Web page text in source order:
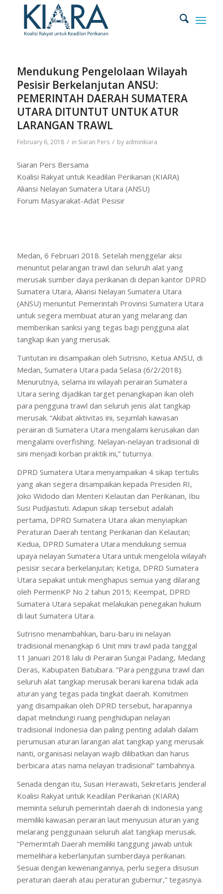
Mendukung Pengelolaan Wilayah
Pesisir Berkelanjutan ANSU:
PEMERINTAH DAERAH SUMATERA
UTARA DITUNTUT UNTUK ATUR
LARANGAN TRAWL
February 6, 2018 / in Siaran Pers / by adminkiara
Siaran Pers Bersama
Koalisi Rakyat untuk Keadilan Perikanan (KIARA)
Aliansi Nelayan Sumatera Utara (ANSU)
Forum Masyarakat-Adat Pesisir
Medan, 6 Februari 2018. Setelah menggelar aksi
menuntut pelarangan trawl dan seluruh alat yang
merusak sumber daya perikanan di depan kantor DPRD
Sumatera Utara, Aliansi Nelayan Sumatera Utara
(ANSU) menuntut Pemerintah Provinsi Sumatera Utara
untuk segera membuat aturan yang melarang dan
memberikan sanksi yang tegas bagi pengguna alat
tangkap ikan yang merusak.
Tuntutan ini disampaikan oleh Sutrisno, Ketua ANSU, di
Medan, Sumatera Utara pada Selasa (6/2/2018).
Menurutnya, selama ini wilayah perairan Sumatera
Utara sering dijadikan target penangkapan ikan oleh
para pengguna trawl dan seluruh jenis alat tangkap
merusak. “Akibat aktivitas ini, sejumlah kawasan
perairan di Sumatera Utara mengalami kerusakan dan
mengalami overfishing. Nelayan-nelayan tradisional di
sini menjadi korban praktik ini,” tuturnya.
DPRD Sumatera Utara menyampaikan 4 sikap tertulis
yang akan segera disampaikan kepada Presiden RI,
Joko Widodo dan Menteri Kelautan dan Perikanan, Ibu
Susi Pudjiastuti. Adapun sikap tersebut adalah
pertama, DPRD Sumatera Utara akan menyiapkan
Peraturan Daerah tentang Perikanan dan Kelautan;
Kedua, DPRD Sumatera Utara mendukung semua
upaya nelayan Sumatera Utara untuk mengelola wilayah
pesisir secara berkelanjutan; Ketiga, DPRD Sumatera
Utara sepakat untuk menghapus semua yang dilarang
oleh PermenKP No 2 tahun 2015; Keempat, DPRD
Sumatera Utara sepakat melakukan penegakan hukum
di laut Sumatera Utara.
Sutrisno menambahkan, baru-baru ini nelayan
tradisional menangkap 6 Unit mini trawl pada tanggal
11 Januari 2018 lalu di Perairan Sungai Padang, Medang
Deras, Kabupaten Batubara. “Para pengguna trawl dan
seluruh alat tangkap merusak berani karena tidak ada
aturan yang tegas pada tingkat daerah. Komitmen
yang disampaikan oleh DPRD tersebut, harapannya
dapat melindungi ruang penghidupan nelayan
tradisional Indonesia dan paling penting adalah dalam
perumusan aturan larangan alat tangkap yang merusak
nanti, organisasi nelayan wajib dilibatkan dan harus
berbicara atas nama nelayan tradisional” tambahnya.
Senada dengan itu, Susan Herawati, Sekretaris Jenderal
Koalisi Rakyat untuk Keadilan Perikanan (KIARA)
meminta seluruh pemerintah daerah di Indonesia yang
memiliki kawasan perairan laut menyusun aturan yang
melarang penggunaan seluruh alat tangkap merusak.
“Pemerintah Daerah memiliki tanggung jawab untuk
memelihara keberlanjutan sumberdaya perikanan.
Sesuai dengan kewenangannya, perlu segera disusun
peraturan daerah atau peraturan gubernur,” tegasnya.